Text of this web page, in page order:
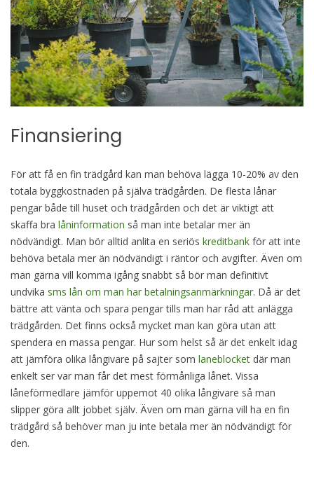
Finansiering
För att få en fin trädgård kan man behöva lägga 10-20% av den
totala byggkostnaden på själva trädgården. De flesta lånar
pengar både till huset och trädgården och det är viktigt att
skaffa bra låninformation så man inte betalar mer än
nödvändigt. Man bör alltid anlita en seriös kreditbank för att inte
behöva betala mer än nödvändigt i räntor och avgifter. Även om
man gärna vill komma igång snabbt så bör man definitivt
undvika sms lån om man har betalningsanmärkningar. Då är det
bättre att vänta och spara pengar tills man har råd att anlägga
trädgården. Det finns också mycket man kan göra utan att
spendera en massa pengar. Hur som helst så är det enkelt idag
att jämföra olika långivare på sajter som laneblocket där man
enkelt ser var man får det mest förmånliga lånet. Vissa
låneförmedlare jämför uppemot 40 olika långivare så man
slipper göra allt jobbet själv. Även om man gärna vill ha en fin
trädgård så behöver man ju inte betala mer än nödvändigt för
den.